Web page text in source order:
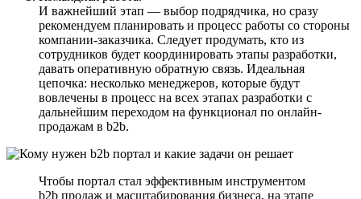
И важнейший этап — выбор подрядчика, но сразу
рекомендуем планировать и процесс работы со стороны
компании-заказчика. Следует продумать, кто из
сотрудников будет координировать этапы разработки,
давать оперативную обратную связь. Идеальная
цепочка: несколько менеджеров, которые будут
вовлечены в процесс на всех этапах разработки с
дальнейшим переходом на функционал по онлайн-
продажам в b2b.
Чтобы портал стал эффективным инструментом
b2b продаж и масштабирования бизнеса, на этапе